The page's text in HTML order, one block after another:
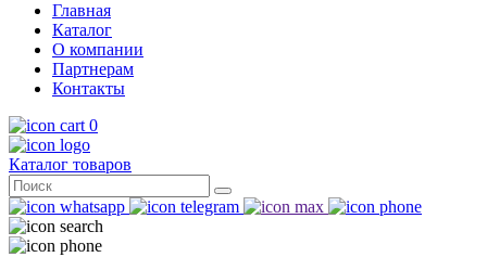
Главная
Каталог
О компании
Партнерам
Контакты
0
Каталог товаров
Поиск
for: